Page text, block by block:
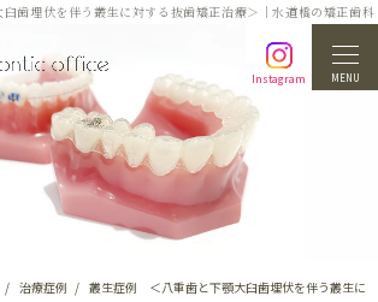
歯埋伏を伴う叢生に対する抜歯矯正治療＞｜水道橋の矯正歯
Instagram MENU
治療症例
叢生症例 ＜八重歯と下顎大臼歯埋伏を伴う叢生に